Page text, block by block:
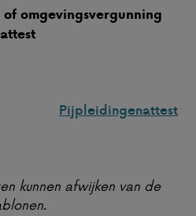
of omgevingsvergunning
Pijpleidingenattest
kunnen afwijken van de